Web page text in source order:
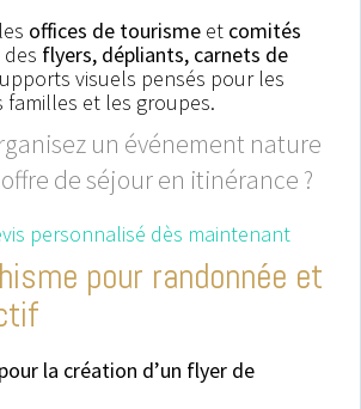
offices de tourisme et comités
des flyers, dépliants, carnets de
visuels pensés pour les
familles et les groupes.
un événement nature
de séjour en itinérance ?
personnalisé dès maintenant
pour randonnée et
la création d’un flyer de